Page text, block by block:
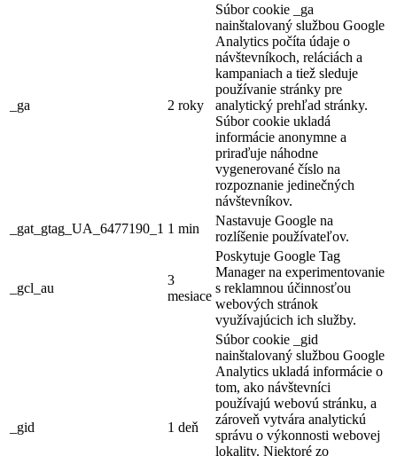
_ga 2 roky
Súbor cookie _ga
nainštalovaný službou Google
Analytics počíta údaje o
návštevníkoch, reláciách a
kampaniach a tiež sleduje
používanie stránky pre
analytický prehľad stránky.
Súbor cookie ukladá
informácie anonymne a
priraďuje náhodne
vygenerované číslo na
rozpoznanie jedinečných
návštevníkov.
_gat_gtag_UA_6477190_1 1 min
Nastavuje Google na
rozlíšenie používateľov.
_gcl_au
3
mesiace
Poskytuje Google Tag
Manager na experimentovanie
s reklamnou účinnosťou
webových stránok
využívajúcich ich služby.
_gid 1 deň
Súbor cookie _gid
nainštalovaný službou Google
Analytics ukladá informácie o
tom, ako návštevníci
používajú webovú stránku, a
zároveň vytvára analytickú
správu o výkonnosti webovej
lokality. Niektoré zo